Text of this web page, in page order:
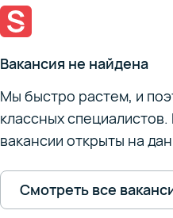
Вакансия не найдена
Мы быстро растем, и
классных
вакансии открыты на
Смотреть все